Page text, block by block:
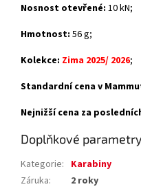
Nosnost otevřené: 10 kN;
Hmotnost: 56 g;
Kolekce: Zima 2025/ 2026;
Standardní cena v
Nejnižší cena za
Doplňkové parametry
Kategorie: Karabiny
Záruka:
2 roky